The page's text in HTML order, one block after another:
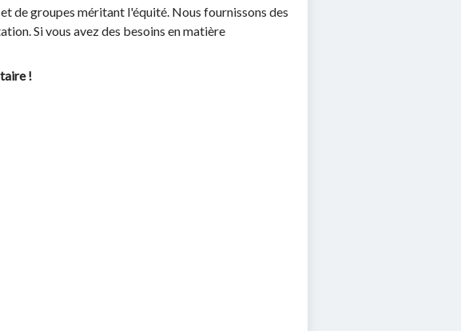
de groupes méritant l'équité. Nous fournissons des
Si vous avez des besoins en matière
!